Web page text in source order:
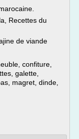
Recettes du
de viande
confiture,
galette,
magret, dinde,